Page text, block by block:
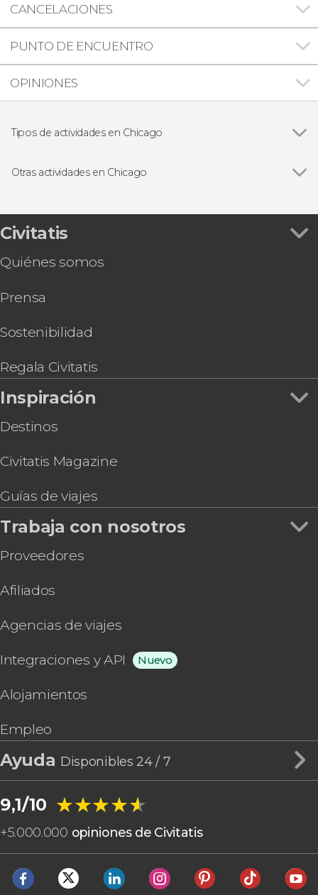
CANCELACIONES
PUNTO DE ENCUENTRO
OPINIONES
Tipos de actividades en Chicago
Free Tour
Deportivos
Otras actividades en Chicago
Torre Willis
Entrada para 360 Chicago Observation Deck
Entradas al Instituto de Arte de Chicago con
Entrada al Museo de Ciencia e Industria con
Entrada al Museo Field de Historia Natural con
Visita guiada por el Chicago Theatre
Entrada al Museo del Helado de Chicago
Entradas para Color Factory Chicago
Civitatis
Quiénes somos
Prensa
Sostenibilidad
Regala Civitatis
Inspiración
Destinos
Civitatis Magazine
Guías de viajes
Trabaja con nosotros
Proveedores
Afiliados
Agencias de viajes
Integraciones y API Nuevo
Alojamientos
Empleo
Ayuda Disponibles 24 / 7
9,1/10 ★★★★★
★★★★★
+5.000.000 opiniones de Civitatis